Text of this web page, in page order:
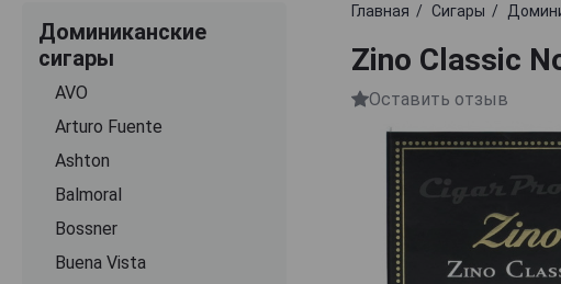
Доминиканские
сигары
AVO
Arturo Fuente
Ashton
Balmoral
Bossner
Buena Vista
Главная Сигары
Zino Classic
Оставить отзыв